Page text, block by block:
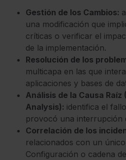
Gestión de los Cambios:
una modificación que
críticas o verificar el
de la implementación.
Resolución de los
multicapa en las que
aplicaciones y bases de
Análisis de la Causa Raíz
Analysis): identifica el
provocó una interrupción
Correlación de los
relacionados con un
Configuración o cadena